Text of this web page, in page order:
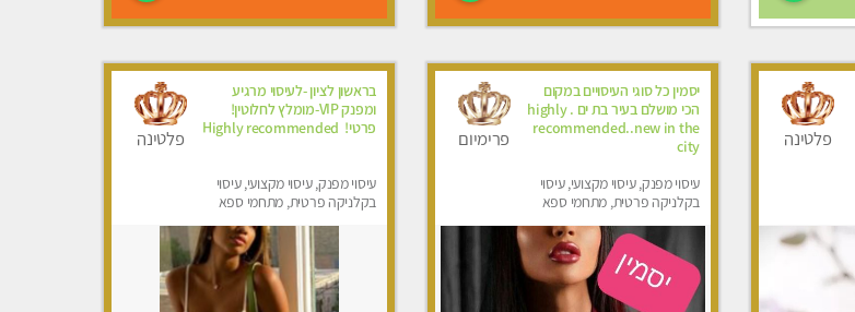
פלטינה
יסמין כל סוגי העיסויים במקום
הכי מושלם בעיר בת ים . highly
recommended..new in the
city
עיסוי מפנק, עיסוי מקצועי, עיסוי
בקלניקה פרטית, מתחמי ספא
פרימיום
בראשון לציון -לעיסוי מרגיע
ומפנק VIP-מומלץ לחלוטין!
פרטי! ​​​​​​ Highly recommended
עיסוי מפנק, עיסוי מקצועי, עיסוי
בקלניקה פרטית, מתחמי ספא
פלטינה